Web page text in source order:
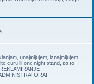
unajmljujem, iznajmljujem...
curu ili one night stand, za to